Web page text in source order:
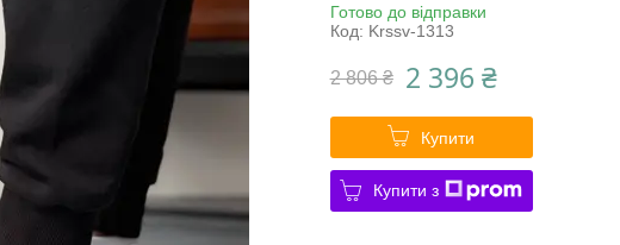
Готово до відправки
Код: Krssv-1313
2 806 ₴ 2 396 ₴
Купити
Купити з